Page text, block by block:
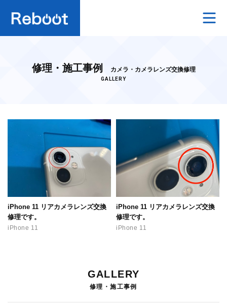
iPhone修理料金
中古スマホ・タブレット・ガラケーの買取
よくあるご質問
プライバシーポリシー
修理・施工事例 カメラ・カメラレンズ交換修理
GALLERY
iPhone 11 リアカメラレンズ交換
修理です。
iPhone 11
iPhone 11 リアカメラレンズ交換
修理です。
iPhone 11
GALLERY
修理・施工事例